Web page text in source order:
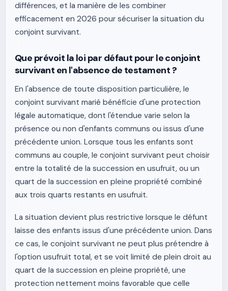
différences, et la manière de les combiner
efficacement en 2026 pour sécuriser la situation du
conjoint survivant.
Que prévoit la loi par défaut pour le conjoint
survivant en l'absence de testament ?
En l'absence de toute disposition particulière, le
conjoint survivant marié bénéficie d'une protection
légale automatique, dont l'étendue varie selon la
présence ou non d'enfants communs ou issus d'une
précédente union. Lorsque tous les enfants sont
communs au couple, le conjoint survivant peut choisir
entre la totalité de la succession en usufruit, ou un
quart de la succession en pleine propriété combiné
aux trois quarts restants en usufruit.
La situation devient plus restrictive lorsque le défunt
laisse des enfants issus d'une précédente union. Dans
ce cas, le conjoint survivant ne peut plus prétendre à
l'option usufruit total, et se voit limité de plein droit au
quart de la succession en pleine propriété, une
protection nettement moins favorable que celle